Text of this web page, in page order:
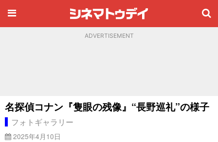
ADVERTISEMENT
名探偵コナン『隻眼の残像』“長野巡礼”の様子
フォトギャラリー
2025年4月10日